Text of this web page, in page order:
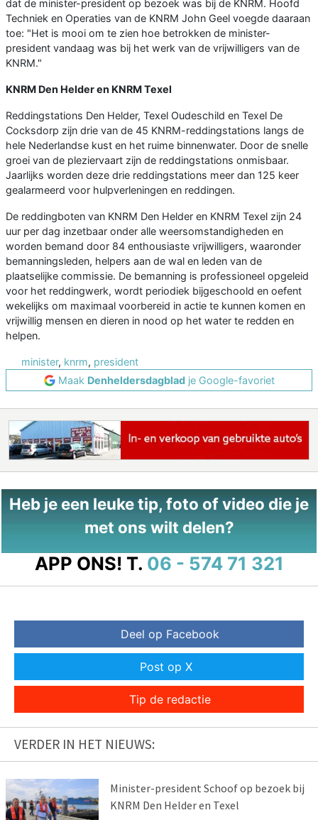
dat de minister-president op bezoek was bij de KNRM. Hoofd
Techniek en Operaties van de KNRM John Geel voegde daaraan
toe: "Het is mooi om te zien hoe betrokken de minister-
president vandaag was bij het werk van de vrijwilligers van de
KNRM."
KNRM Den Helder en KNRM Texel
Reddingstations Den Helder, Texel Oudeschild en Texel De
Cocksdorp zijn drie van de 45 KNRM-reddingstations langs de
hele Nederlandse kust en het ruime binnenwater. Door de snelle
groei van de pleziervaart zijn de reddingstations onmisbaar.
Jaarlijks worden deze drie reddingstations meer dan 125 keer
gealarmeerd voor hulpverleningen en reddingen.
De reddingboten van KNRM Den Helder en KNRM Texel zijn 24
uur per dag inzetbaar onder alle weersomstandigheden en
worden bemand door 84 enthousiaste vrijwilligers, waaronder
bemanningsleden, helpers aan de wal en leden van de
plaatselijke commissie. De bemanning is professioneel opgeleid
voor het reddingwerk, wordt periodiek bijgeschoold en oefent
wekelijks om maximaal voorbereid in actie te kunnen komen en
vrijwillig mensen en dieren in nood op het water te redden en
helpen.
minister, knrm, president
Maak Denheldersdagbladje Google-favoriet
Heb je een leuke tip, foto of video die je
met ons wilt delen?
APP ONS! T. 06 - 574 71 321
Deel op Facebook
Post op X
Tip de redactie
VERDER IN HET NIEUWS:
Minister-president Schoof op bezoek bij
KNRM Den Helder en Texel